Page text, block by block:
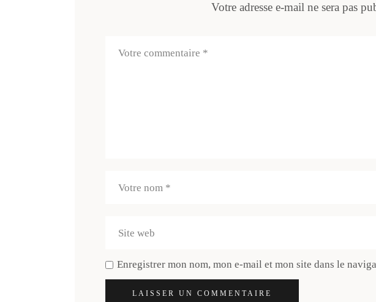
Votre adresse e-mail ne sera pas
Enregistrer mon nom, mon e-mail et mon site dans le
LAISSER UN COMMENTAIRE